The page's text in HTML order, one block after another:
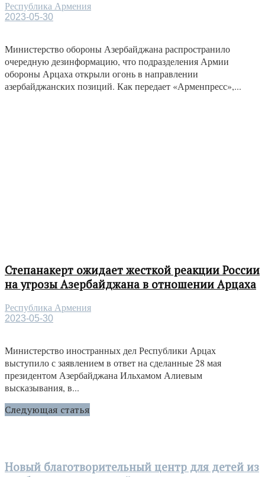
Республика Армения
2023-05-30
Министерство обороны Азербайджана распространило
очередную дезинформацию, что подразделения Армии
обороны Арцаха открыли огонь в направлении
азербайджанских позиций. Как передает «Арменпресс»,...
Степанакерт ожидает жесткой реакции России
на угрозы Азербайджана в отношении Арцаха
Республика Армения
2023-05-30
Министерство иностранных дел Республики Арцах
выступило с заявлением в ответ на сделанные 28 мая
президентом Азербайджана Ильхамом Алиевым
высказывания, в...
Следующая статья
Новый благотворительный центр для детей из